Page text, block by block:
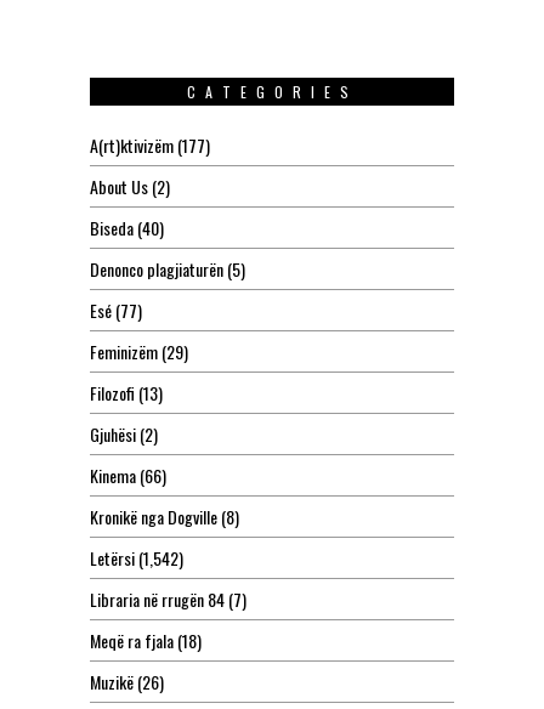
CATEGORIES
A(rt)ktivizëm(177)
About Us(2)
Biseda(40)
Denonco plagjiaturën(5)
Esé(77)
Feminizëm(29)
Filozofi (13)
Gjuhësi(2)
Kinema(66)
Kronikë nga Dogville(8)
Letërsi(1,542)
Libraria në rrugën 84(7)
Meqë ra fjala(18)
Muzikë(26)